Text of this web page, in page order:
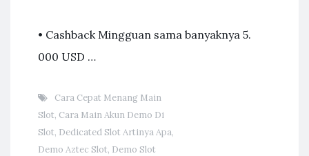
• Cashback Mingguan sama banyaknya 5.
000 USD …
Cara Cepat Menang Main
Slot, Cara Main Akun Demo Di
Slot, Dedicated Slot Artinya Apa,
Demo Aztec Slot, Demo Slot